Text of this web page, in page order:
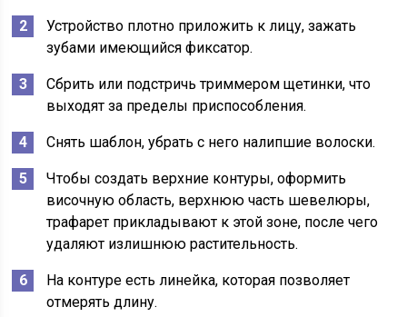
Устройство плотно приложить к лицу, зажать
зубами имеющийся фиксатор.
Сбрить или подстричь триммером щетинки, что
выходят за пределы приспособления.
Снять шаблон, убрать с него налипшие волоски.
Чтобы создать верхние контуры, оформить
височную область, верхнюю часть шевелюры,
трафарет прикладывают к этой зоне, после чего
удаляют излишнюю растительность.
На контуре есть линейка, которая позволяет
отмерять длину.